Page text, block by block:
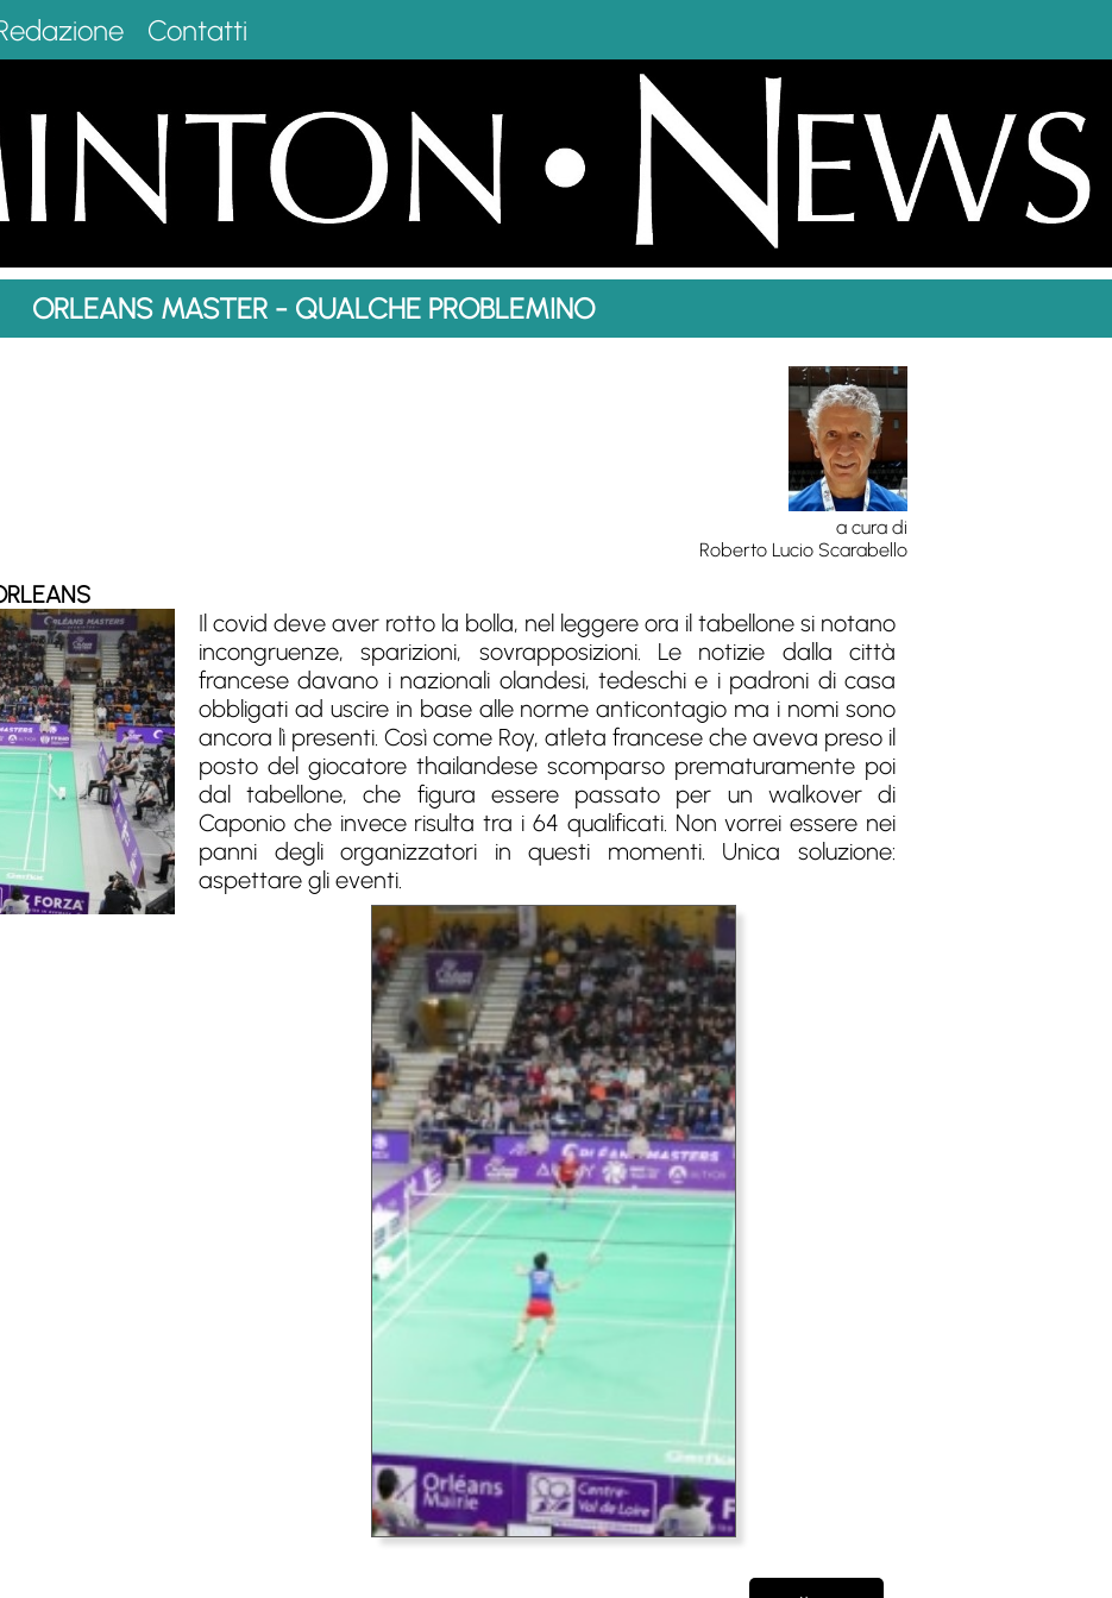
Contatti
ORLEANS MASTER - QUALCHE PROBLEMINO
a cura di
Roberto Lucio Scarabello
Il covid deve aver rotto la bolla, nel leggere ora il tabellone si notano
incongruenze, sparizioni, sovrapposizioni. Le notizie dalla città
francese davano i nazionali olandesi, tedeschi e i padroni di casa
obbligati ad uscire in base alle norme anticontagio ma i nomi sono
ancora lì presenti. Così come Roy, atleta francese che aveva preso il
posto del giocatore thailandese scomparso prematuramente poi
dal tabellone, che figura essere passato per un walkover di
Caponio che invece risulta tra i 64 qualificati. Non vorrei essere nei
panni degli organizzatori in questi momenti. Unica soluzione:
aspettare gli eventi.